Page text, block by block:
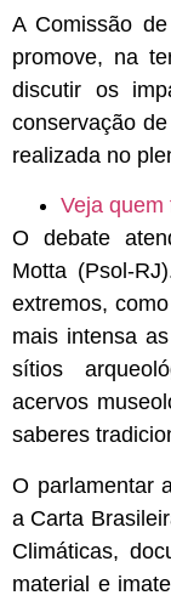
A Comissão
promove, na
discutir os
conservação
realizada no
Veja quem
O debate
Motta (Psol-
extremos,
mais intensa
sítios
acervos
saberes
O parlamentar
a Carta
Climáticas,
material e